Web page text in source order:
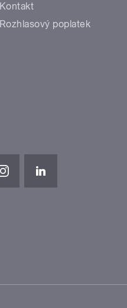
Kontakt
Rozhlasový poplatek